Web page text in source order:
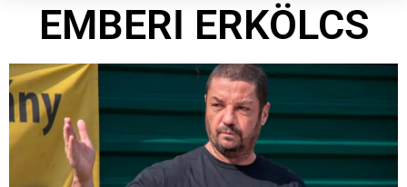
EMBERI ERKÖLCS